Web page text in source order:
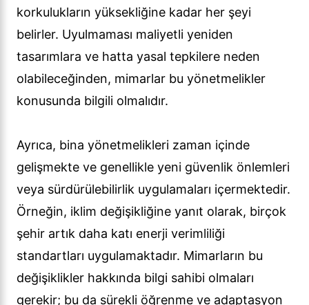
korkulukların yüksekliğine kadar her şeyi
belirler. Uyulmaması maliyetli yeniden
tasarımlara ve hatta yasal tepkilere neden
olabileceğinden, mimarlar bu yönetmelikler
konusunda bilgili olmalıdır.
Ayrıca, bina yönetmelikleri zaman içinde
gelişmekte ve genellikle yeni güvenlik önlemleri
veya sürdürülebilirlik uygulamaları içermektedir.
Örneğin, iklim değişikliğine yanıt olarak, birçok
şehir artık daha katı enerji verimliliği
standartları uygulamaktadır. Mimarların bu
değişiklikler hakkında bilgi sahibi olmaları
gerekir; bu da sürekli öğrenme ve adaptasyon